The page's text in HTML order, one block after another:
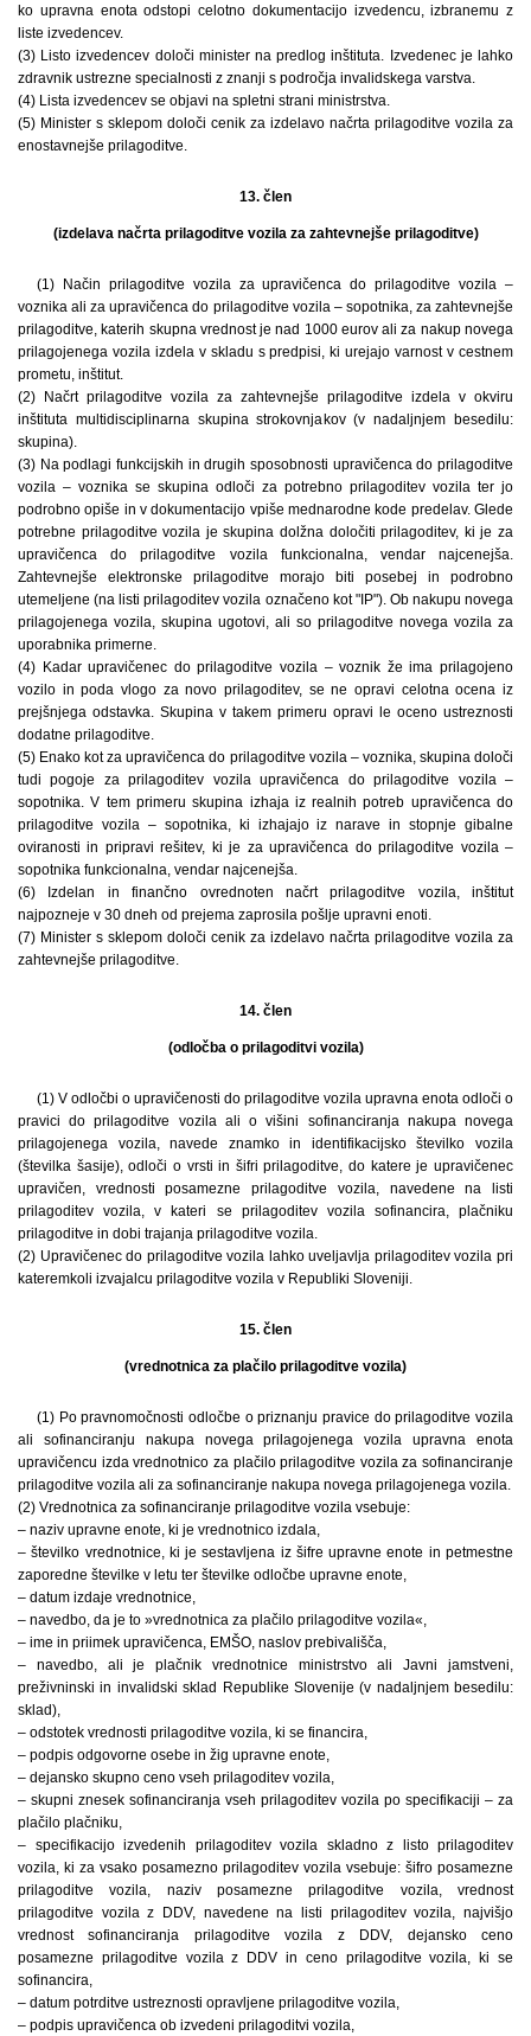
ko upravna enota odstopi celotno dokumentacijo izvedencu, izbranemu z
liste izvedencev.
(3) Listo izvedencev določi minister na predlog inštituta. Izvedenec je lahko
zdravnik ustrezne specialnosti z znanji s področja invalidskega varstva.
(4) Lista izvedencev se objavi na spletni strani ministrstva.
(5) Minister s sklepom določi cenik za izdelavo načrta prilagoditve vozila za
enostavnejše prilagoditve.
13. člen
(izdelava načrta prilagoditve vozila za zahtevnejše prilagoditve)
(1) Način prilagoditve vozila za upravičenca do prilagoditve vozila –
voznika ali za upravičenca do prilagoditve vozila – sopotnika, za zahtevnejše
prilagoditve, katerih skupna vrednost je nad 1000 eurov ali za nakup novega
prilagojenega vozila izdela v skladu s predpisi, ki urejajo varnost v cestnem
prometu, inštitut.
(2) Načrt prilagoditve vozila za zahtevnejše prilagoditve izdela v okviru
inštituta multidisciplinarna skupina strokovnjakov (v nadaljnjem besedilu:
skupina).
(3) Na podlagi funkcijskih in drugih sposobnosti upravičenca do prilagoditve
vozila – voznika se skupina odloči za potrebno prilagoditev vozila ter jo
podrobno opiše in v dokumentacijo vpiše mednarodne kode predelav. Glede
potrebne prilagoditve vozila je skupina dolžna določiti prilagoditev, ki je za
upravičenca do prilagoditve vozila funkcionalna, vendar najcenejša.
Zahtevnejše elektronske prilagoditve morajo biti posebej in podrobno
utemeljene (na listi prilagoditev vozila označeno kot "IP"). Ob nakupu novega
prilagojenega vozila, skupina ugotovi, ali so prilagoditve novega vozila za
uporabnika primerne.
(4) Kadar upravičenec do prilagoditve vozila – voznik že ima prilagojeno
vozilo in poda vlogo za novo prilagoditev, se ne opravi celotna ocena iz
prejšnjega odstavka. Skupina v takem primeru opravi le oceno ustreznosti
dodatne prilagoditve.
(5) Enako kot za upravičenca do prilagoditve vozila – voznika, skupina določi
tudi pogoje za prilagoditev vozila upravičenca do prilagoditve vozila –
sopotnika. V tem primeru skupina izhaja iz realnih potreb upravičenca do
prilagoditve vozila – sopotnika, ki izhajajo iz narave in stopnje gibalne
oviranosti in pripravi rešitev, ki je za upravičenca do prilagoditve vozila –
sopotnika funkcionalna, vendar najcenejša.
(6) Izdelan in finančno ovrednoten načrt prilagoditve vozila, inštitut
najpozneje v 30 dneh od prejema zaprosila pošlje upravni enoti.
(7) Minister s sklepom določi cenik za izdelavo načrta prilagoditve vozila za
zahtevnejše prilagoditve.
14. člen
(odločba o prilagoditvi vozila)
(1) V odločbi o upravičenosti do prilagoditve vozila upravna enota odloči o
pravici do prilagoditve vozila ali o višini sofinanciranja nakupa novega
prilagojenega vozila, navede znamko in identifikacijsko številko vozila
(številka šasije), odloči o vrsti in šifri prilagoditve, do katere je upravičenec
upravičen, vrednosti posamezne prilagoditve vozila, navedene na listi
prilagoditev vozila, v kateri se prilagoditev vozila sofinancira, plačniku
prilagoditve in dobi trajanja prilagoditve vozila.
(2) Upravičenec do prilagoditve vozila lahko uveljavlja prilagoditev vozila pri
kateremkoli izvajalcu prilagoditve vozila v Republiki Sloveniji.
15. člen
(vrednotnica za plačilo prilagoditve vozila)
(1) Po pravnomočnosti odločbe o priznanju pravice do prilagoditve vozila
ali sofinanciranju nakupa novega prilagojenega vozila upravna enota
upravičencu izda vrednotnico za plačilo prilagoditve vozila za sofinanciranje
prilagoditve vozila ali za sofinanciranje nakupa novega prilagojenega vozila.
(2) Vrednotnica za sofinanciranje prilagoditve vozila vsebuje:
– naziv upravne enote, ki je vrednotnico izdala,
– številko vrednotnice, ki je sestavljena iz šifre upravne enote in petmestne
zaporedne številke v letu ter številke odločbe upravne enote,
– datum izdaje vrednotnice,
– navedbo, da je to »vrednotnica za plačilo prilagoditve vozila«,
– ime in priimek upravičenca, EMŠO, naslov prebivališča,
– navedbo, ali je plačnik vrednotnice ministrstvo ali Javni jamstveni,
preživninski in invalidski sklad Republike Slovenije (v nadaljnjem besedilu:
sklad),
– odstotek vrednosti prilagoditve vozila, ki se financira,
– podpis odgovorne osebe in žig upravne enote,
– dejansko skupno ceno vseh prilagoditev vozila,
– skupni znesek sofinanciranja vseh prilagoditev vozila po specifikaciji – za
plačilo plačniku,
– specifikacijo izvedenih prilagoditev vozila skladno z listo prilagoditev
vozila, ki za vsako posamezno prilagoditev vozila vsebuje: šifro posamezne
prilagoditve vozila, naziv posamezne prilagoditve vozila, vrednost
prilagoditve vozila z DDV, navedene na listi prilagoditev vozila, najvišjo
vrednost sofinanciranja prilagoditve vozila z DDV, dejansko ceno
posamezne prilagoditve vozila z DDV in ceno prilagoditve vozila, ki se
sofinancira,
– datum potrditve ustreznosti opravljene prilagoditve vozila,
– podpis upravičenca ob izvedeni prilagoditvi vozila,